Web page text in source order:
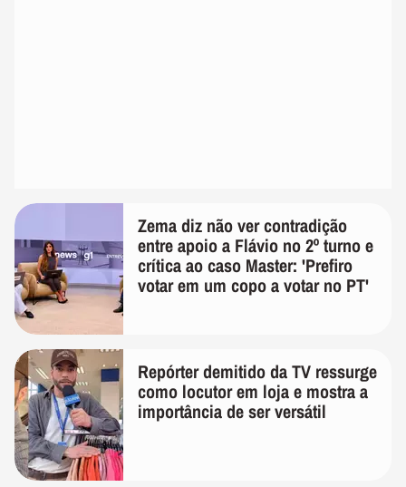
Zema diz não ver contradição
entre apoio a Flávio no 2º turno e
crítica ao caso Master: 'Prefiro
votar em um copo a votar no PT'
Repórter demitido da TV ressurge
como locutor em loja e mostra a
importância de ser versátil